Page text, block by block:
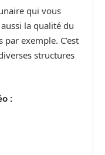
qui vous
la qualité du
exemple. C’est
structures
: